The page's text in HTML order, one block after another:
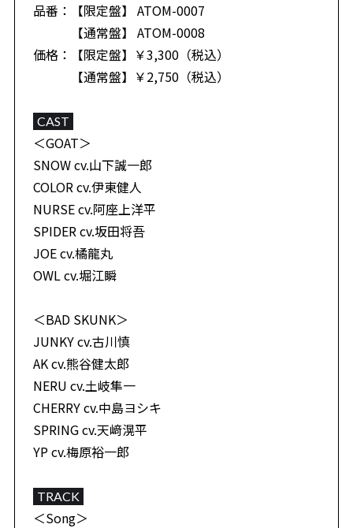
品番：【限定盤】 ATOM-0007
【通常盤】 ATOM-0008
価格：【限定盤】￥3,300（税込）
【通常盤】￥2,750（税込）
CAST
＜GOAT＞
SNOW cv.山下誠一郎
COLOR cv.伊東健人
NURSE cv.阿座上洋平
SPIDER cv.坂田将吾
JOE cv.橘龍丸
OWL cv.堀江瞬
＜BAD SKUNK＞
JUNKY cv.古川慎
AK cv.熊谷健太郎
NERU cv.土岐隼一
CHERRY cv.中島ヨシキ
SPRING cv.天﨑滉平
YP cv.梅原裕一郎
TRACK
＜Song＞